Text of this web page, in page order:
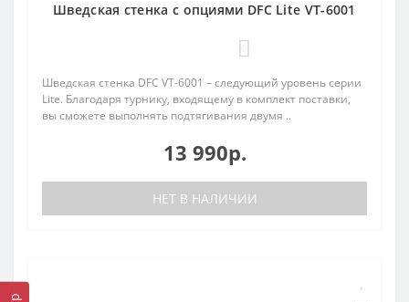
Шведская стенка с опциями DFC Lite VT-6001
Шведская стенка DFC VT-6001 – следующий уровень серии
Lite. Благодаря турнику, входящему в комплект поставки,
вы сможете выполнять подтягивания двумя ..
13 990р.
НЕТ В НАЛИЧИИ